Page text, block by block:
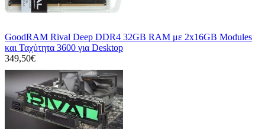
GoodRAM Rival Deep DDR4 32GB RAM με 2x16GB Modules
και Ταχύτητα 3600 για Desktop
349,50€